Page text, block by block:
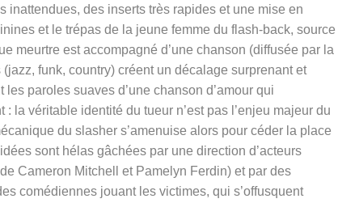
inattendues, des inserts très rapides et une mise en
et le trépas de la jeune femme du flash-back, source
meurtre est accompagné d’une chanson (diffusée par la
funk, country) créent un décalage surprenant et
paroles suaves d’une chanson d’amour qui
la véritable identité du tueur n’est pas l’enjeu majeur du
du slasher s’amenuise alors pour céder la place
sont hélas gâchées par une direction d’acteurs
Cameron Mitchell et Pamelyn Ferdin) et par des
comédiennes jouant les victimes, qui s’offusquent